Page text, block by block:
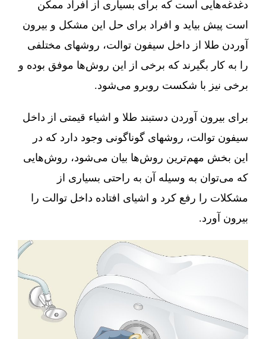
دغدغه‌هایی است که برای بسیاری از افراد ممکن
است پیش بیاید و افراد برای حل این مشکل و بیرون
آوردن طلا از داخل سیفون توالت، روشهای مختلفی
را به کار بگیرند که برخی از این روش‌ها موفق بوده و
برخی نیز با شکست روبرو می‌شود.
برای بیرون آوردن دستبند طلا و اشیاء قیمتی از داخل
سیفون توالت، روشهای گوناگونی وجود دارد که در
این بخش مهم‌ترین روش‌ها بیان می‌شود، روش‌هایی
که می‌توان به وسیله آن به راحتی بسیاری از
مشکلات را رفع کرد و اشیای افتاده داخل توالت را
بیرون آورد.